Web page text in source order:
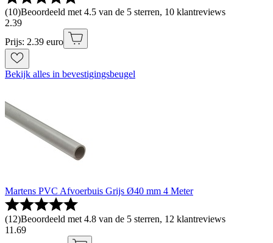
(10)Beoordeeld met 4.5 van de 5 sterren, 10 klantreviews
2.39
Prijs: 2.39 euro
Bekijk alles in bevestigingsbeugel
Martens PVC Afvoerbuis Grijs Ø40 mm 4 Meter
(12)Beoordeeld met 4.8 van de 5 sterren, 12 klantreviews
11 .69